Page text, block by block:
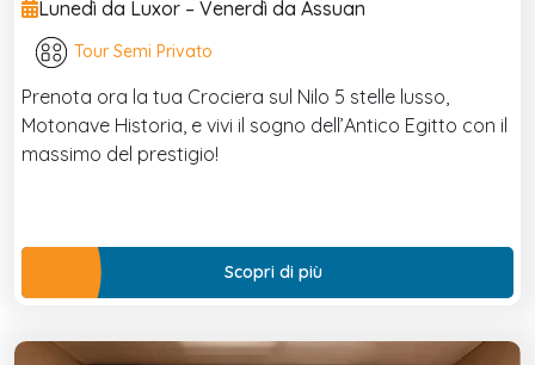
Lunedì da Luxor – Venerdì da Assuan
Tour Semi Privato
Prenota ora la tua Crociera sul Nilo 5 stelle lusso,
Motonave Historia, e vivi il sogno dell’Antico Egitto con il
massimo del prestigio!
Scopri di più